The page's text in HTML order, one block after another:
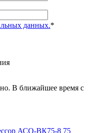
данных.*
В ближайшее время с